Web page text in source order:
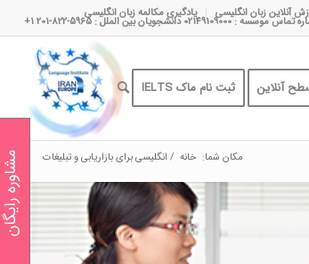
آنلاین زبان انگلیسی یادگیری مکالمه زبان انگلیسی
موسسه : 02149109000 دانشجویان بین الملل : 5965-822-201 1+
آنلاین ثبت نام ماک IELTS
مکان شما: خانه / انگلیسی برای بازاریابی و تبلیغات